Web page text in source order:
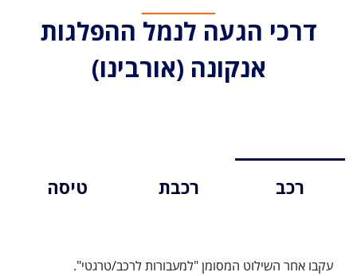
דרכי הגעה לנמל ההפלגות
אנקונה (אורבינו)
רכב רכבת טיסה
עקבו אחר השילוט המסומן "למעבורות לרכב/טרגטי".